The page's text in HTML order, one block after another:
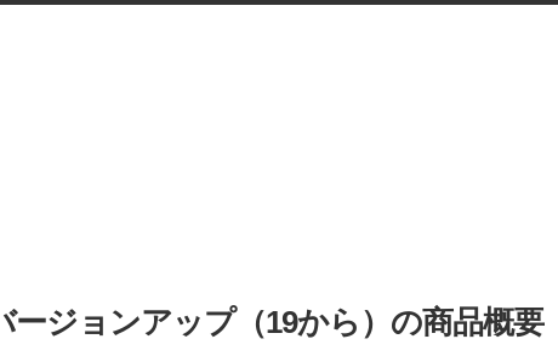
ージョンアップ（19から）の商品概要